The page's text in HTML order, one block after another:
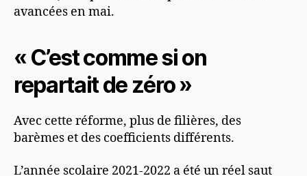
avancées en mai.
« C’est comme si on
repartait de zéro »
Avec cette réforme, plus de filières, des
barèmes et des coefficients différents.
L’année scolaire 2021-2022 a été un réel saut